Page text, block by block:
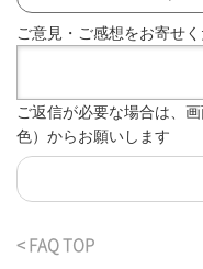
ご意見・ご感想をお寄せ
ご返信が必要な場合は、
色）からお願いします
< FAQ TOP